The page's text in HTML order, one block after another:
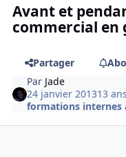
Avant et
commercial en
Partager
Par Jade
24 janvier 201313 ans
formations internes